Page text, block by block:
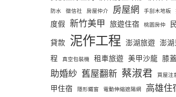
防水 徵信社 房屋仲介 房屋網 手刮木地板
度假 新竹美甲 旅遊住宿 桃園房仲
貸款 泥作工程 澎湖旅遊 澎
程
真空包裝機 租車旅遊 美甲沙龍 膝
助婚紗 舊屋翻新 蔡淑君 買屋注
甲住宿
隱形鐵窗 電動伸縮遮陽網 高雄住